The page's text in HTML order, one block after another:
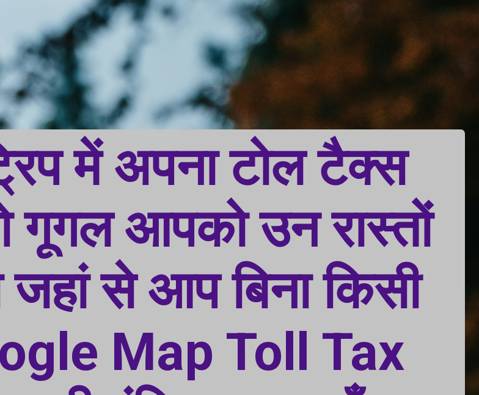
में अपना टोल टैक्स
गूगल आपको उन रास्तों
जहां से आप बिना किसी
Map Toll Tax